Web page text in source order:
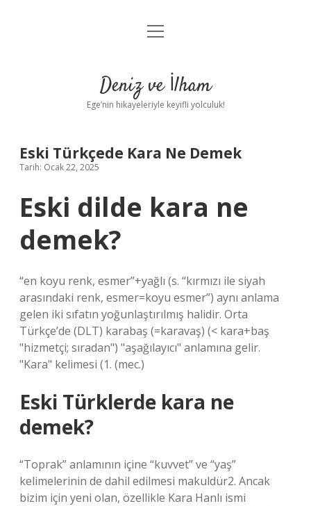
Anasayfa
Yasal Uyarı
menüyü
Deniz ve İlham
Ege’nin hikayeleriyle keyifli yolculuk!
Eski Türkçede Kara Ne Demek
Tarih: Ocak 22, 2025
Eski dilde kara ne
demek?
“en koyu renk, esmer”+yağlı (s. “kırmızı ile siyah
arasındaki renk, esmer=koyu esmer”) aynı anlama
gelen iki sıfatın yoğunlaştırılmış halidir. Orta
Türkçe’de (DLT) karabaş (=karavaş) (< kara+baş
"hizmetçi; sıradan") "aşağılayıcı" anlamına gelir.
"Kara" kelimesi (1. (mec.)
Eski Türklerde kara ne
demek?
“Toprak” anlamının içine “kuvvet” ve “yaş”
kelimelerinin de dahil edilmesi makuldür2. Ancak
bizim için yeni olan, özellikle Kara Hanlı ismi